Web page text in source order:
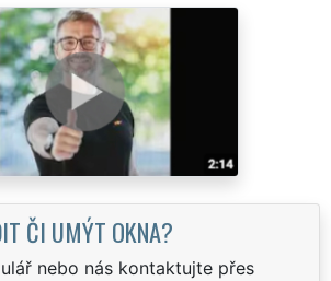
ČI UMÝT OKNA?
nebo nás kontaktujte přes